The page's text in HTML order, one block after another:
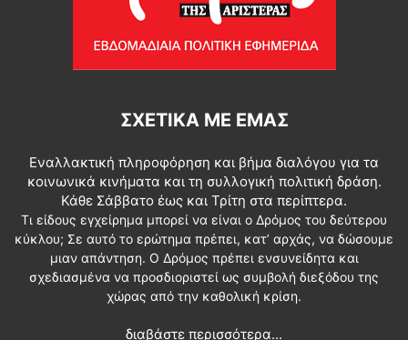
ΣΧΕΤΙΚΆ ΜΕ ΕΜΆΣ
Εναλλακτική πληροφόρηση και βήμα διαλόγου για τα
κοινωνικά κινήματα και τη συλλογική πολιτική δράση.
Κάθε Σάββατο έως και Τρίτη στα περίπτερα.
Τι είδους εγχείρημα μπορεί να είναι ο Δρόμος του δεύτερου
κύκλου; Σε αυτό το ερώτημα πρέπει, κατ’ αρχάς, να δώσουμε
μιαν απάντηση. Ο Δρόμος πρέπει ενσυνείδητα και
σχεδιασμένα να προσδιοριστεί ως συμβολή διεξόδου της
χώρας από την καθολική κρίση.
διαβάστε περισσότερα...